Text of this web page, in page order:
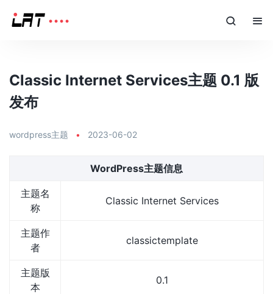
Classic Internet Services主题 0.1 版
发布
wordpress主题 • 2023-06-02
WordPress主题信息
主题名
称
Classic Internet Services
主题作
者
classictemplate
主题版
本
0.1